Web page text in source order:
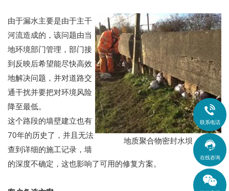
地质聚合物密封水坝
由于漏水主要是由于主干
河流造成的，该问题由当
地环境部门管理，部门接
到反映后希望能尽快高效
地解决问题，并对道路交
通干扰并要把对环境风险
降至最低。
这个路段的墙壁建立也有
70年的历史了，并且无法
查到详细的施工记录，墙
的深度不确定，这也影响了可用的修复方案。

联系电话

在线咨询